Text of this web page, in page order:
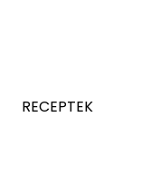
RECEPTEK